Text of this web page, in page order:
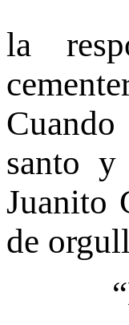
la
santo
Juanito
de